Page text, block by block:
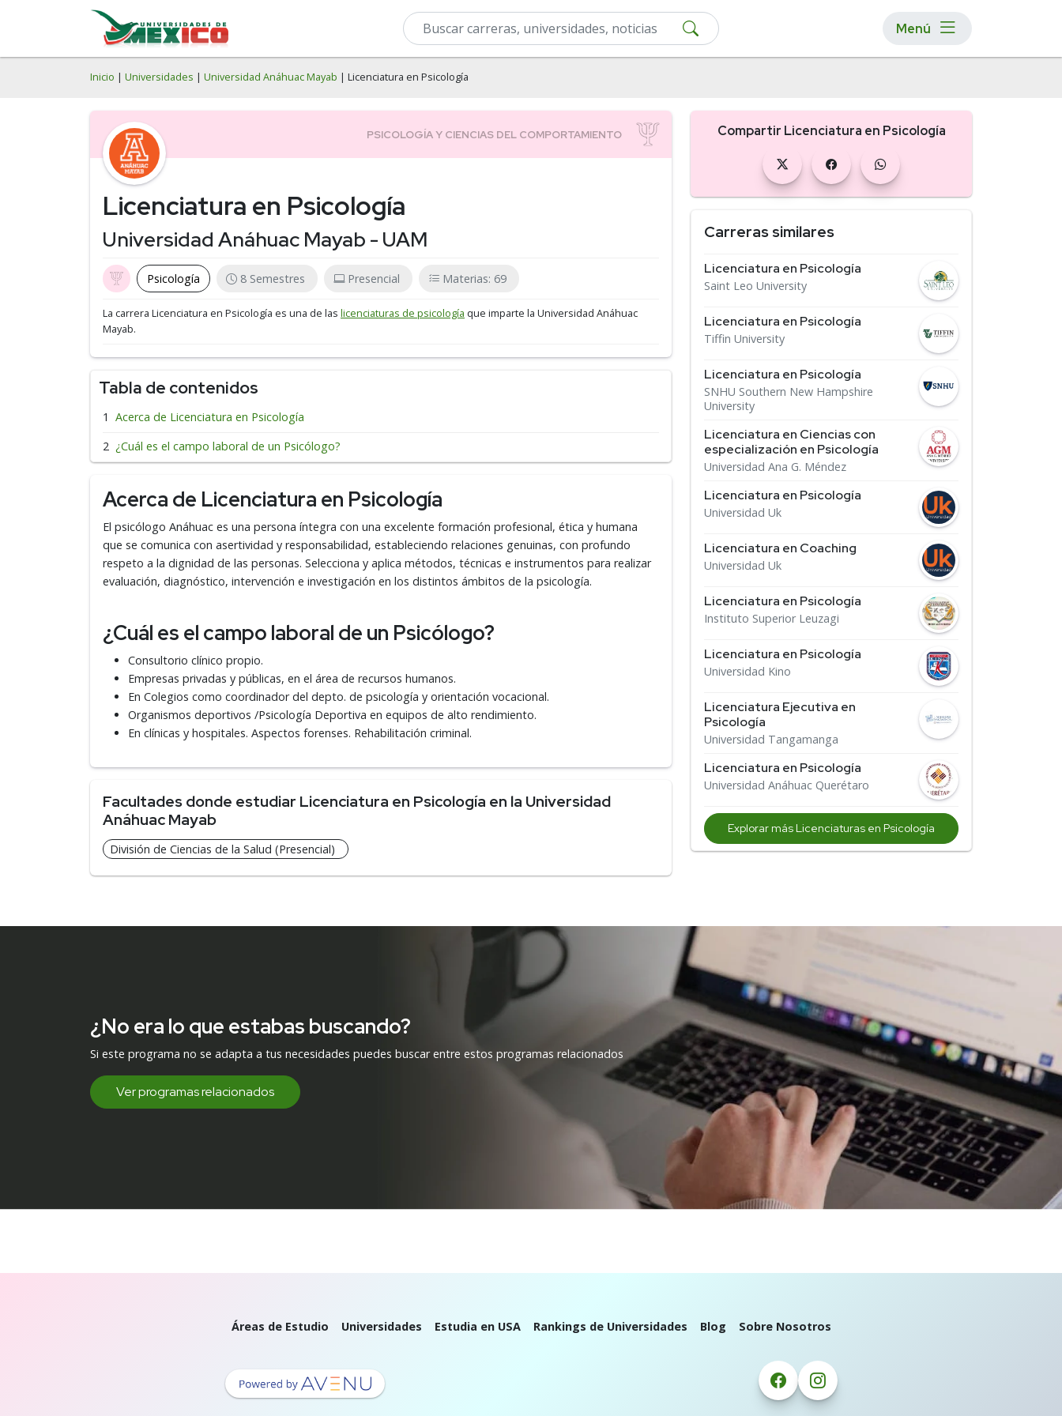
Menú
Inicio | Universidades | Universidad Anáhuac Mayab | Licenciatura en Psicología
Licenciatura en Psicología
Universidad Anáhuac Mayab - UAM
Psicología 8 Semestres Presencial Materias: 69
La carrera Licenciatura en Psicología es una de las licenciaturas de psicología que imparte la Universidad Anáhuac
Mayab.
Tabla de contenidos
Acerca de Licenciatura en Psicología
¿Cuál es el campo laboral de un Psicólogo?
Acerca de Licenciatura en Psicología
El psicólogo Anáhuac es una persona íntegra con una excelente formación profesional, ética y humana
que se comunica con asertividad y responsabilidad, estableciendo relaciones genuinas, con profundo
respeto a la dignidad de las personas. Selecciona y aplica métodos, técnicas e instrumentos para realizar
evaluación, diagnóstico, intervención e investigación en los distintos ámbitos de la psicología.
¿Cuál es el campo laboral de un Psicólogo?
Consultorio clínico propio.
Empresas privadas y públicas, en el área de recursos humanos.
En Colegios como coordinador del depto. de psicología y orientación vocacional.
Organismos deportivos /Psicología Deportiva en equipos de alto rendimiento.
En clínicas y hospitales. Aspectos forenses. Rehabilitación criminal.
Facultades donde estudiar Licenciatura en Psicología en la Universidad
Anáhuac Mayab
División de Ciencias de la Salud (Presencial)
Compartir Licenciatura en Psicología
Carreras similares
Licenciatura en Psicología
Saint Leo University
Licenciatura en Psicología
Tiffin University
Licenciatura en Psicología
SNHU Southern New Hampshire
University
Licenciatura en Ciencias con
especialización en Psicología
Universidad Ana G. Méndez
Licenciatura en Psicología
Universidad Uk
Licenciatura en Coaching
Universidad Uk
Licenciatura en Psicología
Instituto Superior Leuzagi
Licenciatura en Psicología
Universidad Kino
Licenciatura Ejecutiva en
Psicología
Universidad Tangamanga
Licenciatura en Psicología
Universidad Anáhuac Querétaro
Explorar más Licenciaturas en Psicología
¿No era lo que estabas buscando?
Si este programa no se adapta a tus necesidades puedes buscar entre estos programas relacionados
Ver programas relacionados
Áreas de Estudio Universidades Estudia en USA Rankings de Universidades Blog Sobre Nosotros